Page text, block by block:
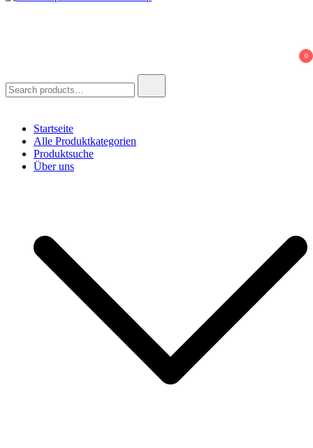
0
for:
Startseite
Alle Produktkategorien
Produktsuche
Über uns